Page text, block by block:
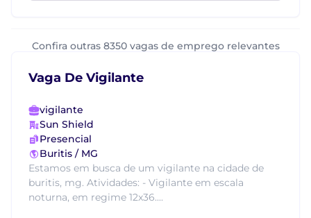
Confira outras 8350 vagas de emprego relevantes
Vaga De Vigilante
vigilante
Sun Shield
Presencial
Buritis / MG
Estamos em busca de um vigilante na cidade de
buritis, mg. Atividades: - Vigilante em escala
noturna, em regime 12x36....